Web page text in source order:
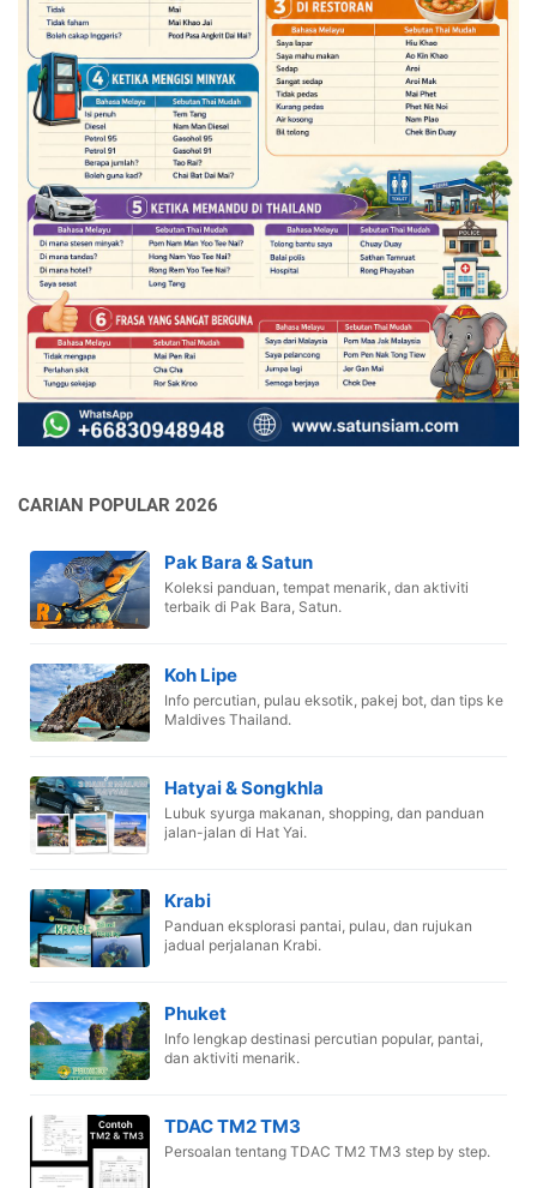
CARIAN POPULAR 2026
Pak Bara & Satun
Koleksi panduan, tempat menarik, dan aktiviti
terbaik di Pak Bara, Satun.
Koh Lipe
Info percutian, pulau eksotik, pakej bot, dan tips ke
Maldives Thailand.
Hatyai & Songkhla
Lubuk syurga makanan, shopping, dan panduan
jalan-jalan di Hat Yai.
Krabi
Panduan eksplorasi pantai, pulau, dan rujukan
jadual perjalanan Krabi.
Phuket
Info lengkap destinasi percutian popular, pantai,
dan aktiviti menarik.
TDAC TM2 TM3
Persoalan tentang TDAC TM2 TM3 step by step.